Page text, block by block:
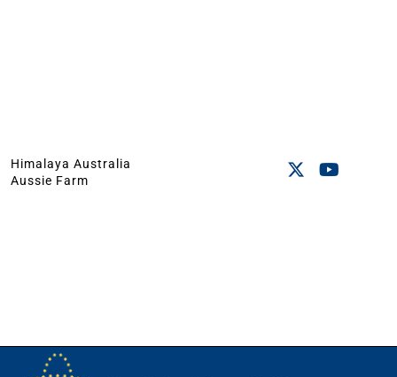
Himalaya Australia
Aussie Farm